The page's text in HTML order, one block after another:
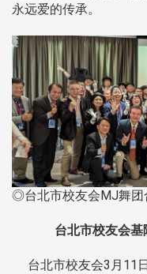
永远爱的传承。
◎台北市校友会MJ舞团
台北市校友会
台北市校友会3月11